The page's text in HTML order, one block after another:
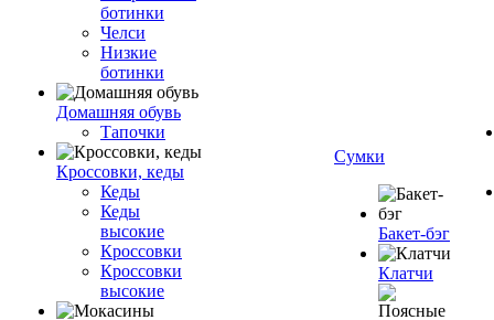
ботинки
Челси
Низкие
ботинки
Домашняя обувь
Тапочки
Кроссовки, кеды
Кеды
Кеды
высокие
Кроссовки
Кроссовки
высокие
Сумки
Бакет-бэг
Клатчи